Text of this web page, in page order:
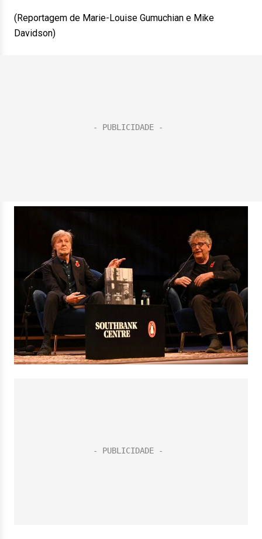
(Reportagem de Marie-Louise Gumuchian e Mike
Davidson)